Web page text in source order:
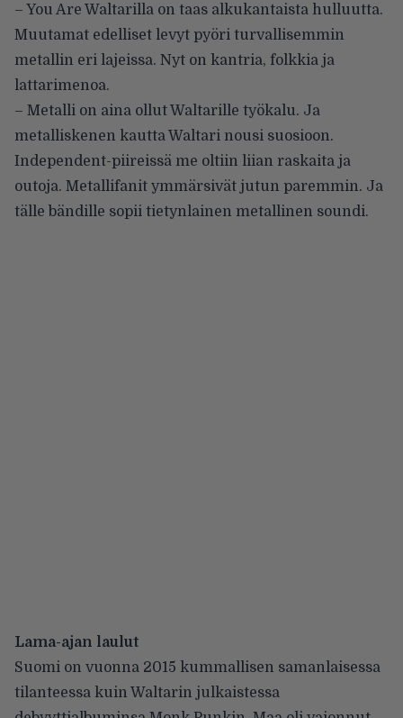
– You Are Waltarilla on taas alkukantaista hulluutta.
Muutamat edelliset levyt pyöri turvallisemmin
metallin eri lajeissa. Nyt on kantria, folkkia ja
lattarimenoa.
– Metalli on aina ollut Waltarille työkalu. Ja
metalliskenen kautta Waltari nousi suosioon.
Independent-piireissä me oltiin liian raskaita ja
outoja. Metallifanit ymmärsivät jutun paremmin. Ja
tälle bändille sopii tietynlainen metallinen soundi.
Lama-ajan laulut
Suomi on vuonna 2015 kummallisen samanlaisessa
tilanteessa kuin Waltarin julkaistessa